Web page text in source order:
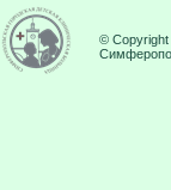
© Copyright